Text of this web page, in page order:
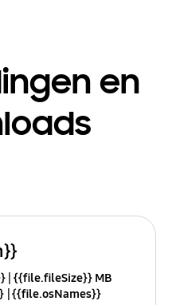
en
{{file.fileSize}} MB
{{file.osNames}}